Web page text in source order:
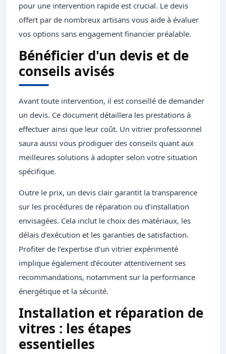
pour une intervention rapide est crucial. Le devis
offert par de nombreux artisans vous aide à évaluer
vos options sans engagement financier préalable.
Bénéficier d'un devis et de
conseils avisés
Avant toute intervention, il est conseillé de demander
un devis. Ce document détaillera les prestations à
effectuer ainsi que leur coût. Un vitrier professionnel
saura aussi vous prodiguer des conseils quant aux
meilleures solutions à adopter selon votre situation
spécifique.
Outre le prix, un devis clair garantit la transparence
sur les procédures de réparation ou d’installation
envisagées. Cela inclut le choix des matériaux, les
délais d’exécution et les garanties de satisfaction.
Profiter de l’expertise d’un vitrier expérimenté
implique également d’écouter attentivement ses
recommandations, notamment sur la performance
énergétique et la sécurité.
Installation et réparation de
vitres : les étapes
essentielles